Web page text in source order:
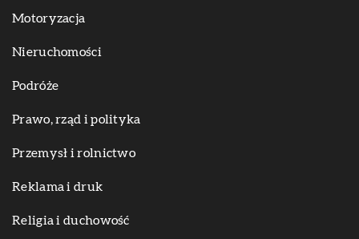
Motoryzacja
Nieruchomości
Podróże
Prawo, rząd i polityka
Przemysł i rolnictwo
Reklama i druk
Religia i duchowość